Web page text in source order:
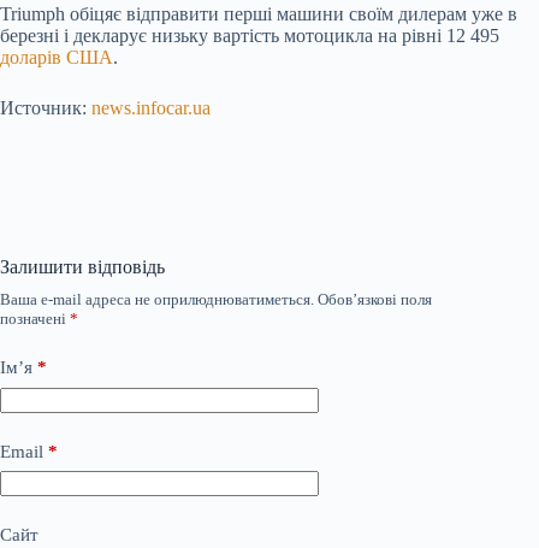
Triumph обіцяє відправити перші машини своїм дилерам уже в
березні і декларує низьку вартість мотоцикла на рівні 12 495
доларів США.
Источник: news.infocar.ua
Залишити відповідь
Ваша e-mail адреса не оприлюднюватиметься. Обов’язкові поля
позначені *
Ім’я *
Email *
Сайт